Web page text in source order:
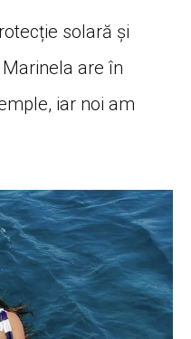
solară și
are în
iar noi am